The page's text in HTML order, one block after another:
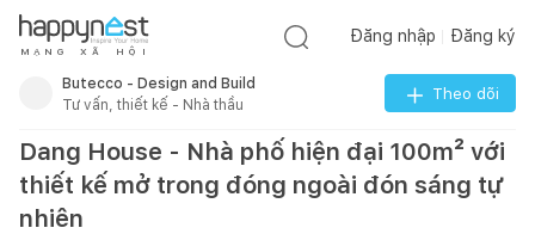
M Ạ N G X Ã H Ộ I
Đăng nhập Đăng ký
Butecco - Design and Build
Tư vấn, thiết kế - Nhà thầu
Theo dõi
Dang House - Nhà phố hiện đại 100m² với
thiết kế mở trong đóng ngoài đón sáng tự
nhiên